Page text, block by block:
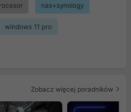
nas+synology
windows 11 pro
Zobacz więcej poradników